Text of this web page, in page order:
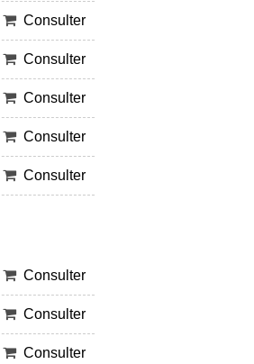
Consulter
Consulter
Consulter
Consulter
Consulter
Consulter
Consulter
Consulter